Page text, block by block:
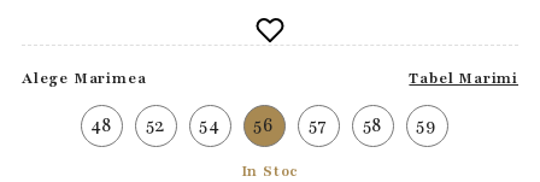
Alege Marimea Tabel Marimi
48 52 54 56 57 58 59
In Stoc